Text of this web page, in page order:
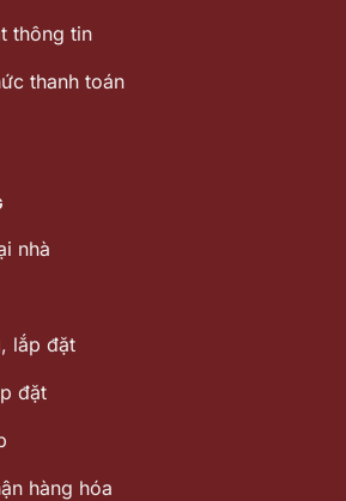
thông tin
thanh toán
nhà
lắp đặt
đặt
hàng hóa